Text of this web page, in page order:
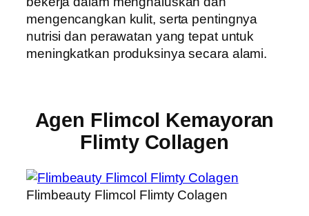
mengencangkan kulit, serta pentingnya
nutrisi dan perawatan yang tepat untuk
meningkatkan produksinya secara alami.
Agen Flimcol Kemayoran
Flimty Collagen
Flimbeauty Flimcol Flimty Colagen